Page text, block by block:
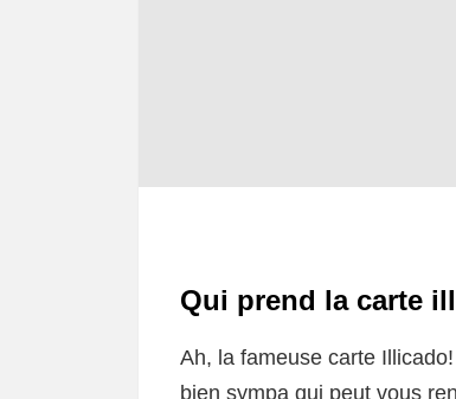
Qui prend la carte
Ah, la fameuse carte
bien sympa qui peut vous